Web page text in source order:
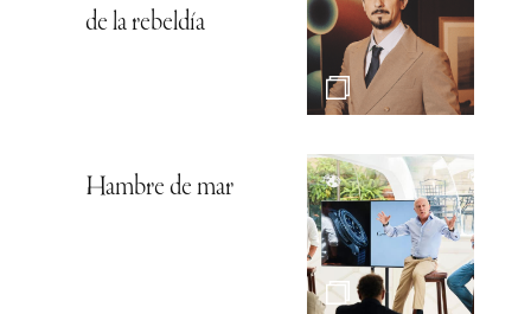
de la rebeldía
Hambre de mar